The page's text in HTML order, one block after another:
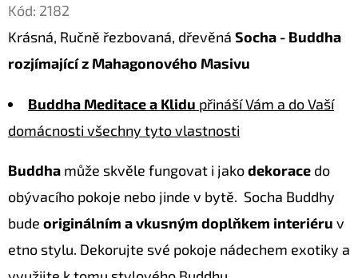
Kód: 2182
Krásná, Ručně řezbovaná, dřevěná Socha - Buddha
rozjímající z Mahagonového Masivu
Buddha Meditace a Klidu přináší Vám a do Vaší
domácnosti všechny tyto vlastnosti
Buddha může skvěle fungovat i jakodekorace do
obývacího pokoje nebo jinde v bytě. Socha Buddhy
bude originálním a vkusným doplňkem interiéru v
etno stylu. Dekorujte své pokoje nádechem exotiky a
D
O
P
R
U
Č
U
J
E
M
E